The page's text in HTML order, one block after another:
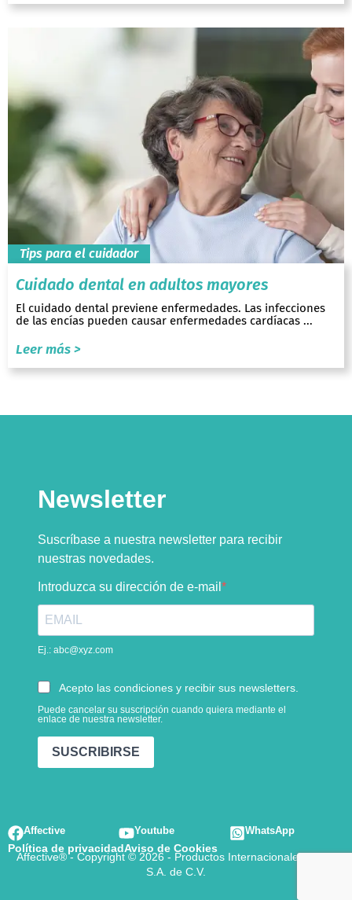
Tips para el cuidador
Cuidado dental en adultos mayores
El cuidado dental previene enfermedades. Las infecciones
de las encías pueden causar enfermedades cardíacas ...
Leer más >
Newsletter
Suscríbase a nuestra newsletter para recibir
nuestras novedades.
Introduzca su dirección de e-mail
Ej.: abc@xyz.com
Acepto las condiciones y recibir sus newsletters.
Puede cancelar su suscripción cuando quiera mediante el
enlace de nuestra newsletter.
SUSCRIBIRSE
Affective Youtube WhatsApp
Política de privacidadAviso de Cookies
Affective® - Copyright © 2026 - Productos Internacionales Mabe
S.A. de C.V.